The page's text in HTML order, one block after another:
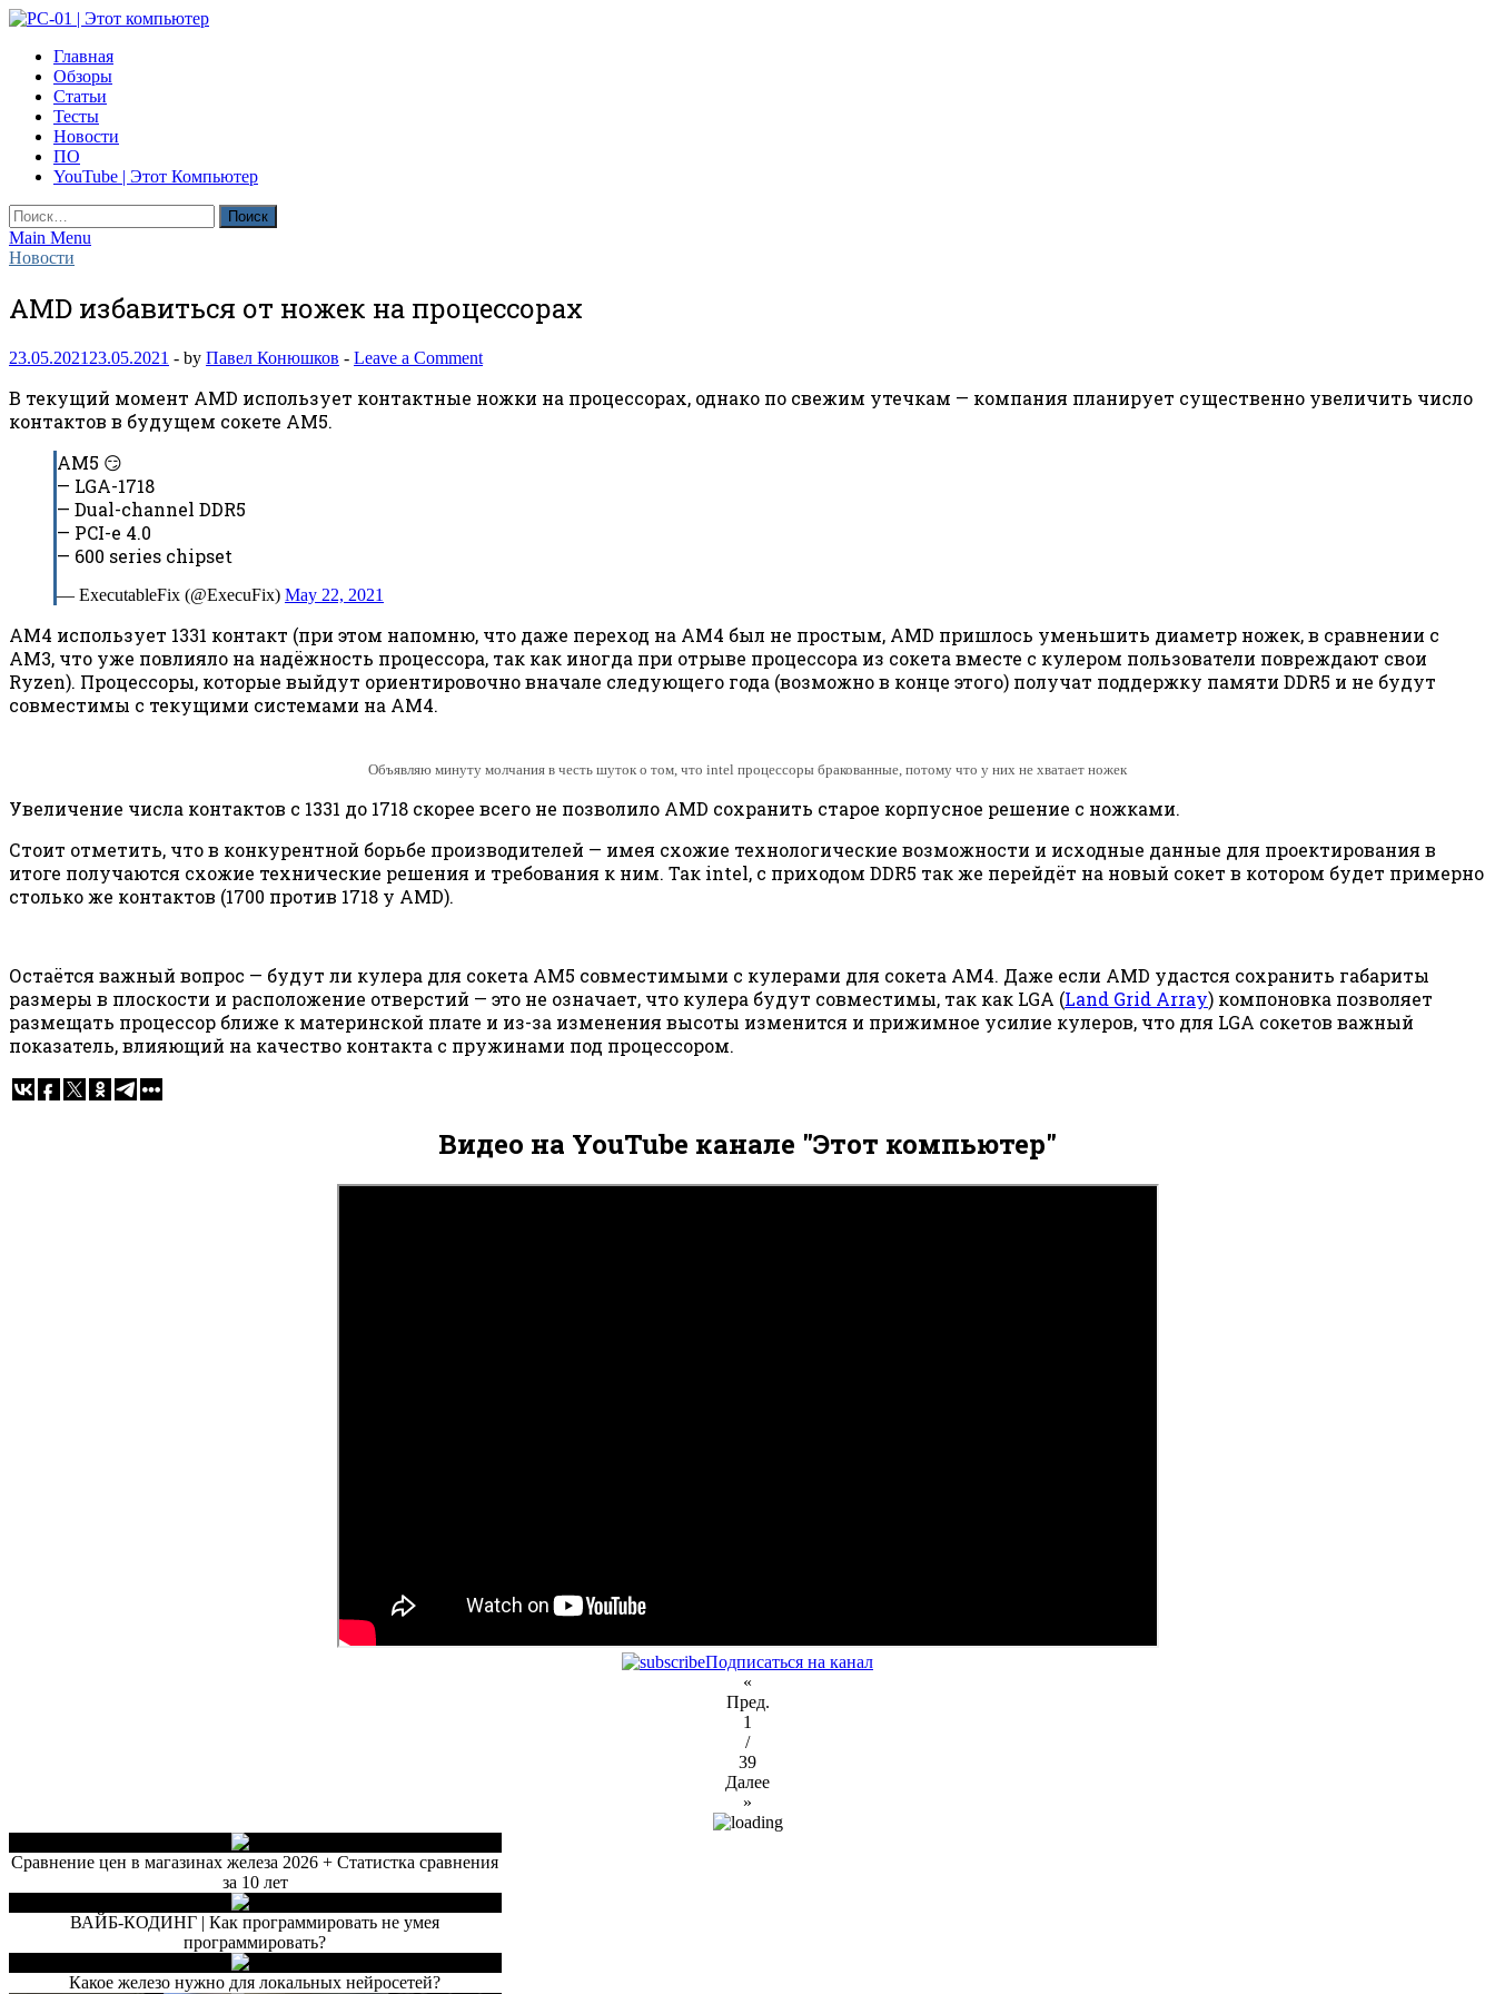
Skip
content
PC-01 | Этот компьютер
Компьютерные новости
Главная
Обзоры
Статьи
Тесты
Новости
ПО
YouTube | Этот Компьютер
Найти:
Main Menu
Новости
AMD избавиться от ножек на процессорах
23.05.2021 23.05.2021 - by Павел Конюшков - Leave a Comment
В текущий момент AMD использует контактные ножки на процессорах, однако по свежим утечкам — компания планирует существенно увеличить число
контактов в будущем сокете AM5.
AM5 😏
— LGA-1718
— Dual-channel DDR5
— PCI-e 4.0
— 600 series chipset
— ExecutableFix (@ExecuFix) May 22, 2021
AM4 использует 1331 контакт (при этом напомню, что даже переход на AM4 был не простым, AMD пришлось уменьшить диаметр ножек, в сравнении с
AM3, что уже повлияло на надёжность процессора, так как иногда при отрыве процессора из сокета вместе с кулером пользователи повреждают свои
Ryzen). Процессоры, которые выйдут ориентировочно вначале следующего года (возможно в конце этого) получат поддержку памяти DDR5 и не будут
совместимы с текущими системами на AM4.
Объявляю минуту молчания в честь шуток о том, что intel процессоры бракованные, потому что у них не хватает ножек
Увеличение числа контактов с 1331 до 1718 скорее всего не позволило AMD сохранить старое корпусное решение с ножками.
Стоит отметить, что в конкурентной борьбе производителей — имея схожие технологические возможности и исходные данные для проектирования в
итоге получаются схожие технические решения и требования к ним. Так intel, с приходом DDR5 так же перейдёт на новый сокет в котором будет примерно
столько же контактов (1700 против 1718 у AMD).
Остаётся важный вопрос — будут ли кулера для сокета AM5 совместимыми с кулерами для сокета AM4. Даже если AMD удастся сохранить габариты
размеры в плоскости и расположение отверстий — это не означает, что кулера будут совместимы, так как LGA (Land Grid Array) компоновка позволяет
размещать процессор ближе к материнской плате и из-за изменения высоты изменится и прижимное усилие кулеров, что для LGA сокетов важный
показатель, влияющий на качество контакта с пружинами под процессором.
Видео на YouTube канале "Этот компьютер"
Подписаться на канал
«
Пред.
1
/
39
Далее
»
Сравнение цен в магазинах железа 2026 + Статистка сравнения
за 10 лет
ВАЙБ-КОДИНГ | Как программировать не умея
программировать?
Какое железо нужно для локальных нейросетей?